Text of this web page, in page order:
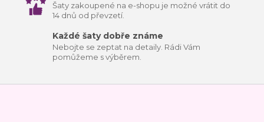
Šaty zakoupené na e-shopu je možné vrátit do
14 dnů od převzetí.
Každé šaty dobře známe
Nebojte se zeptat na detaily. Rádi Vám
pomůžeme s výběrem.